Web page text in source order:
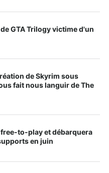
GTA Trilogy victime d'un
de Skyrim sous
fait nous languir de The
free-to-play et débarquera
en juin